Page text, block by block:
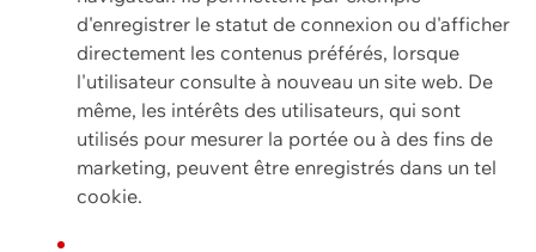
d'enregistrer le statut de connexion ou d'afficher
directement les contenus préférés, lorsque
l'utilisateur consulte à nouveau un site web. De
même, les intérêts des utilisateurs, qui sont
utilisés pour mesurer la portée ou à des fins de
marketing, peuvent être enregistrés dans un tel
cookie.